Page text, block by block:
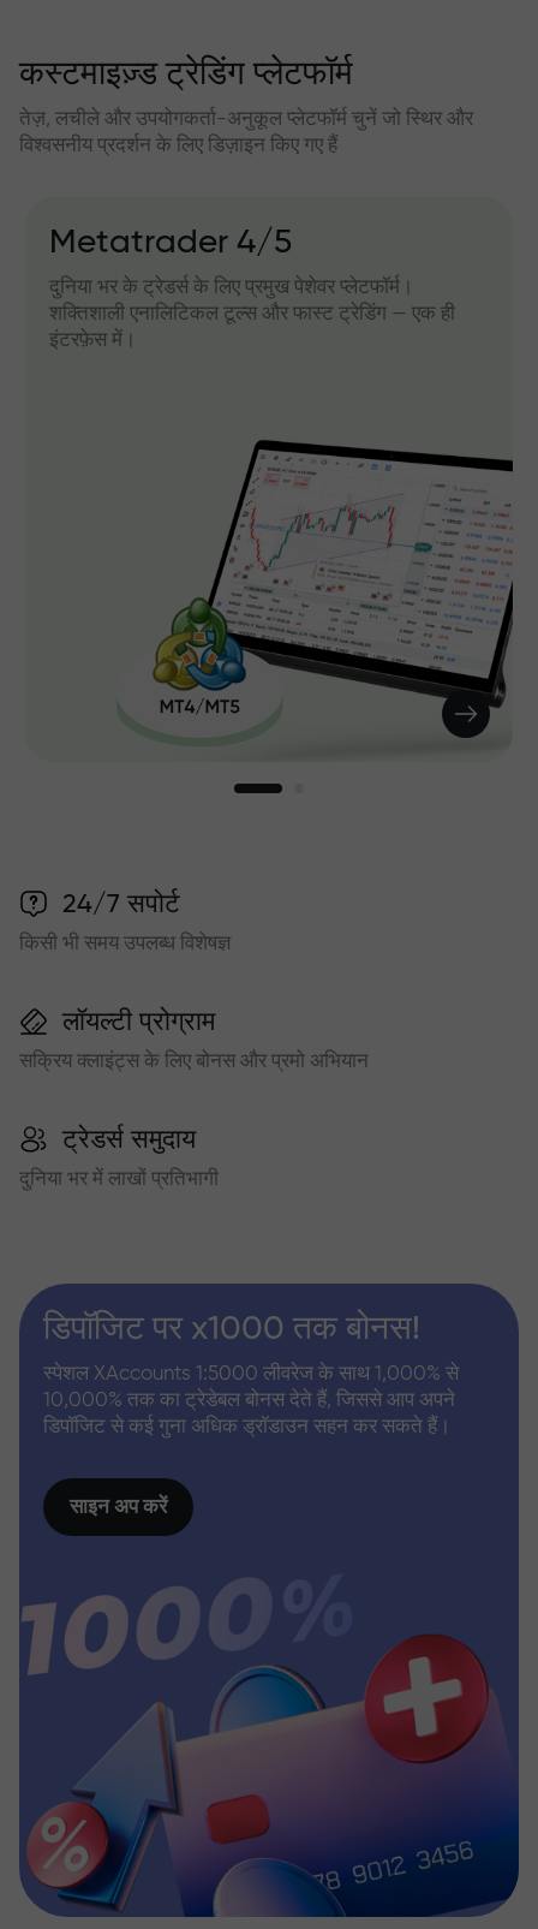
कस्टमाइज़्ड ट्रेडिंग प्लेटफॉर्म
तेज़, लचीले और उपयोगकर्ता-अनुकूल प्लेटफॉर्म चुनें जो स्थिर और
विश्वसनीय प्रदर्शन के लिए डिज़ाइन किए गए हैं
Metatrader 4/5
दुनिया भर के ट्रेडर्स के लिए प्रमुख पेशेवर प्लेटफॉर्म।
शक्तिशाली एनालिटिकल टूल्स और फास्ट ट्रेडिंग — एक ही
इंटरफ़ेस में।
24/7 सपोर्ट
किसी भी समय उपलब्ध विशेषज्ञ
लॉयल्टी प्रोग्राम
सक्रिय क्लाइंट्स के लिए बोनस और प्रमो अभियान
ट्रेडर्स समुदाय
दुनिया भर में लाखों प्रतिभागी
डिपॉजिट पर x1000 तक बोनस!
स्पेशल XAccounts 1:5000 लीवरेज के साथ 1,000% से
10,000% तक का ट्रेडेबल बोनस देते हैं, जिससे आप अपने
डिपॉजिट से कई गुना अधिक ड्रॉडाउन सहन कर सकते हैं।
साइन अप करें